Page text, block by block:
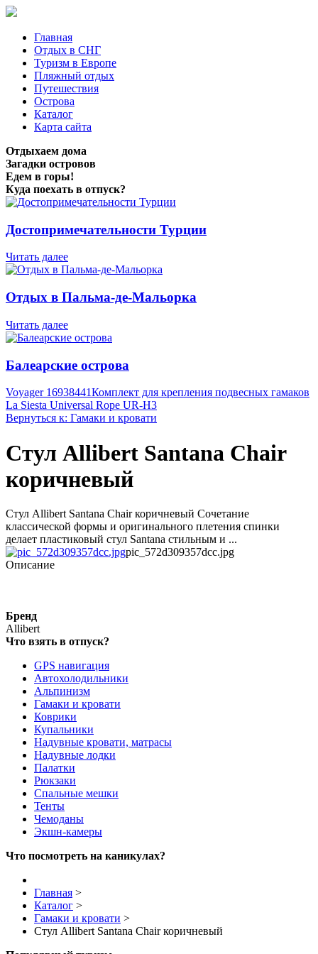
Главная
Отдых в СНГ
Туризм в Европе
Пляжный отдых
Путешествия
Острова
Каталог
Карта сайта
Отдыхаем дома
Загадки островов
Едем в горы!
Куда поехать в отпуск?
Достопримечательности Турции
Читать далее
Отдых в Пальма-де-Мальорка
Читать далее
Балеарские острова
Voyager 16938441Комплект для крепления подвесных гамаков
La Siesta Universal Rope UR-H3
Вернуться к: Гамаки и кровати
Стул Allibert Santana Chair
коричневый
Стул Allibert Santana Chair коричневый Сочетание
классической формы и оригинального плетения спинки
делает пластиковый стул Santana стильным и ...
pic_572d309357dcc.jpg
Описание
Бренд
Allibert
Что взять в отпуск?
GPS навигация
Автохолодильники
Альпинизм
Гамаки и кровати
Коврики
Купальники
Надувные кровати, матрасы
Надувные лодки
Палатки
Рюкзаки
Спальные мешки
Тенты
Чемоданы
Экшн-камеры
Что посмотреть на каникулах?
Главная >
Каталог >
Гамаки и кровати >
Стул Allibert Santana Chair коричневый